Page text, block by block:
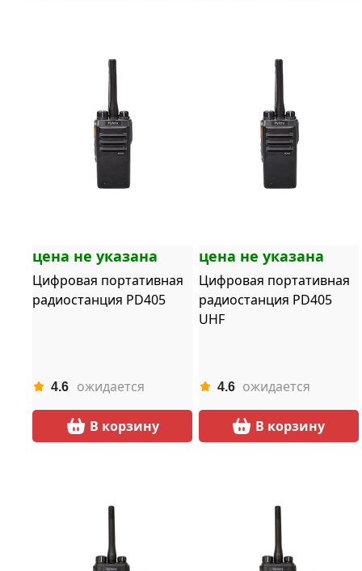
цена не указана
Цифровая портативная
радиостанция PD405
4.6 ожидается
В корзину
цена не указана
Цифровая портативная
радиостанция PD405
UHF
4.6 ожидается
В корзину